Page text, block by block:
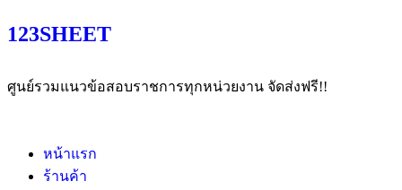
123SHEET
ศูนย์รวมแนวข้อสอบราชการทุกหน่วยงาน จัดส่งฟรี!!
หน้าแรก
ร้านค้า